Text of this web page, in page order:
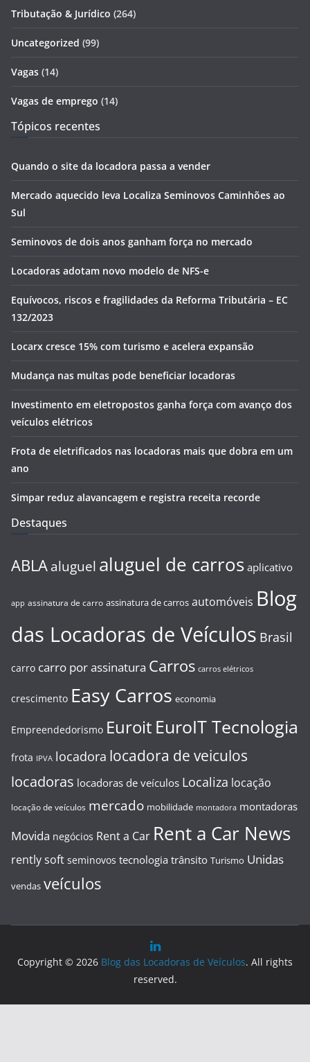
Tributação & Jurídico (264)
Uncategorized (99)
Vagas (14)
Vagas de emprego (14)
Tópicos recentes
Quando o site da locadora passa a vender
Mercado aquecido leva Localiza Seminovos Caminhões ao
Sul
Seminovos de dois anos ganham força no mercado
Locadoras adotam novo modelo de NFS-e
Equívocos, riscos e fragilidades da Reforma Tributária – EC
132/2023
Locarx cresce 15% com turismo e acelera expansão
Mudança nas multas pode beneficiar locadoras
Investimento em eletropostos ganha força com avanço dos
veículos elétricos
Frota de eletrificados nas locadoras mais que dobra em um
ano
Simpar reduz alavancagem e registra receita recorde
Destaques
ABLA aluguel aluguel de carros aplicativo
app assinatura de carro assinatura de carros automóveis Blog
das Locadoras de Veículos Brasil
carro carro por assinatura Carros carros elétricos
crescimento Easy Carros economia
Empreendedorismo Euroit EuroIT Tecnologia
frota IPVA locadora locadora de veiculos
locadoras locadoras de veículos Localiza locação
locação de veículos mercado mobilidade montadora montadoras
Movida negócios Rent a Car Rent a Car News
rently soft seminovos tecnologia trânsito Turismo Unidas
vendas veículos
Copyright © 2026 Blog das Locadoras de Veículos. All rights
reserved.